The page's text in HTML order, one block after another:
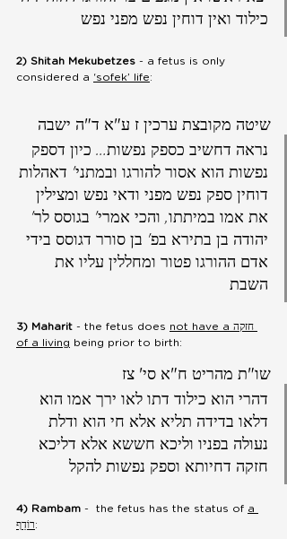
כילוד ואין דוחין נפש מפני נפש
2) Shitah Mekubetzes - a fetus is only
considered a ‘sofek’ life:
שיטה מקובצת ערכין ז ע"א ד"ה ישבה
נראה דחשיב כספק נפשות… כיון דספק
נפשות הוא אסור להורגו ובמתני' דאהלות
דוחין ספק נפש מפני ודאי נפש ומצילין
את אמו במיתתו, והכי אמרי' בגוסס לר'
יהודה בן בתירא בפ' בן סורר דגוסס בידי
אדם ההורגו פטור ומחללין עליו את
השבת
3) Maharit - the fetus does not have a חזקה
of a living being prior to birth:
שו"ת מהריט ח"א סי' צז
דהרי הוא כילוד דתו לאו ירך אמו הוא
דלאו בדידה תליא אלא חי הוא ודלת
נעולה בפניו וליכא חששא אלא דליכא
חזקה דחיותא וספק נפשות להקל
4) Rambam -  the fetus has the status of a
רוֹדֵף: